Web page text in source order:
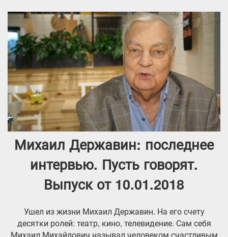
Михаил Державин: последнее
интервью. Пусть говорят.
Выпуск от 10.01.2018
Ушел из жизни Михаил Державин. На его счету
десятки ролей: театр, кино, телевидение. Сам себя